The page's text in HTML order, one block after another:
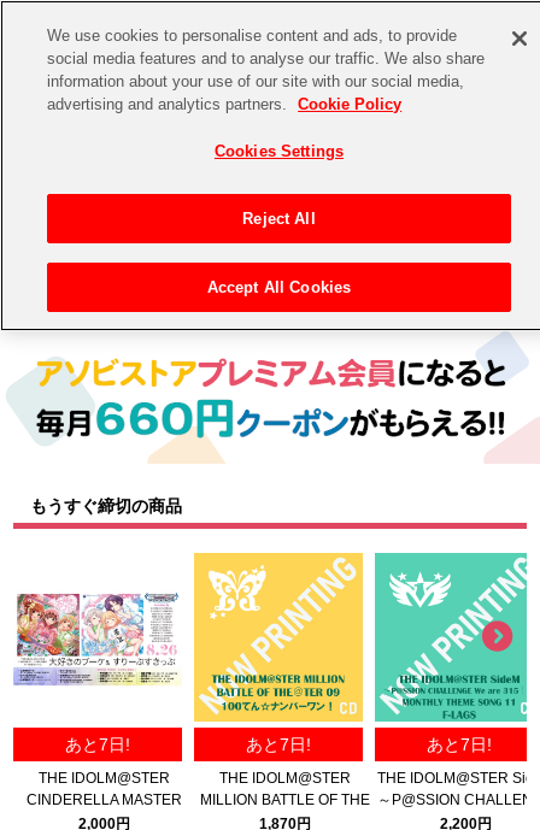
CHANNEL STORE EVENT
ゲーム 電子書籍
EVENT
ASOBI STAGE
その他先行受付
プレミアム会員とは
アイドルマスターシリーズ
アイドルマスター
アイドルマスター ミリオンライブ！
アイドルマスター SideM
学園アイドルマスター
プロジェクトアイマス ヴイアライヴ
テイルズ オブ シリーズ
太鼓の達人
イベントグッズ
トイ・ホビー
> CD
もうすぐ締切の商品
あと7日!
THE IDOLM@STER
CINDERELLA MASTER
NUMBER ONE! 大好きのブ
2,000円
あと7日!
THE IDOLM@STER
MILLION BATTLE OF THE
＠TER 09 100てん☆ナンバ
1,870円
あと7日!
THE IDOLM@STER
～P@SSION
We are 315！～
2,200円
We use cookies to personalise content and ads, to provide
social media features and to analyse our traffic. We also share
information about your use of our site with our social media,
advertising and analytics partners.
Cookie Policy
Cookies Settings
Reject All
Accept All Cookies